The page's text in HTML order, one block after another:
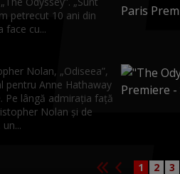
petrecut 10 ani din
face cu...
Nolan, „Odiseea”,
pentru Anne Hathaway
Pe lângă admirația față
Nolan și de
1 2 3